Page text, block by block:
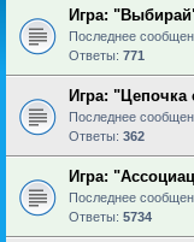
Игра:
Последнее
Ответы: 771
Игра: "Цепочка
Последнее
Ответы: 362
Игра:
Последнее
Ответы: 5734